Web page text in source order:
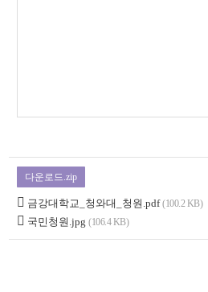
다운로드.zip
금강대학교_청와대_청원.pdf (100.2 KB)
국민청원.jpg (106.4 KB)